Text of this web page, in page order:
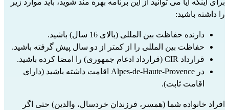
را داشته باشید:
دارنده حفاظت بین المللی (بالای 16 سال) باشید.
حفاظت بین المللی را از کمتر از دو سال پیش گرفته باشید.
قرارداد CIR (قرارداد ادغام جمهوری) را امضا کرده باشید.
اقامت ثابت).